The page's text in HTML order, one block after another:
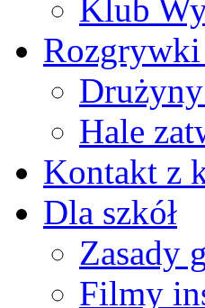
Klub
Hale
Kontakt z
Dla szkół
Zasady
Filmy